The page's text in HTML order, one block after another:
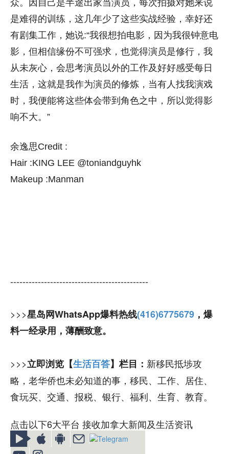
众。因自己是半途出家当演员，每次拍摄对她来说
是难得的训练，这几年少了这些实战经验，幸好还
有剧集工作，她说:“我很想拍电影，因为我很钟意电
影，但相信缘份不可强求，也觉得演员是修行，我
从未灰心，会思考演员以外的工作及好好感受每日
生活，这就是我作为演员的修炼，当有人找我演戏
时，我便能将这些体会带到角色之中，所以觉得影
响不大。”
余逸思Credit :
Hair :KING LEE @toniandguyhk
Makeup :Manman
---------------------------------------------
>>>星岛网WhatsApp爆料热线(416)6775679 ，爆
料一经录用，薄酬致意。
>>>立即浏览【生活百答】栏目： 新移民抵埗攻
略，老华侨也未必知道的事，移民、工作、居住、
食玩买、交通、报税、银行、福利、生育、教育。
点击以下6大平台 接收加拿大新闻及生活资讯